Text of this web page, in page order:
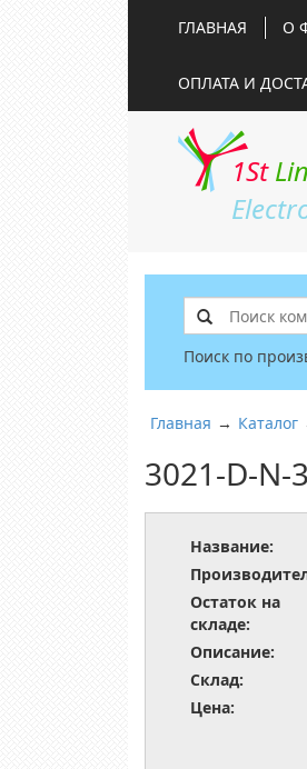
ГЛАВНАЯ О
ОПЛАТА И
1St
Поиск по
Главная → Каталог
3021-D-N-
Название:
Остаток на
складе:
Описание:
Склад:
Цена: